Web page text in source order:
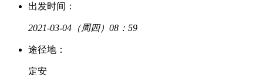
出发时间：
2021-03-04 （周四）08：59
途径地：
定安